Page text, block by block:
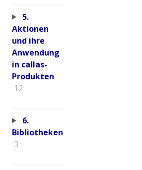
5.
Aktionen
und ihre
Anwendung
in callas-
Produkten
12
6.
Bibliotheken
3